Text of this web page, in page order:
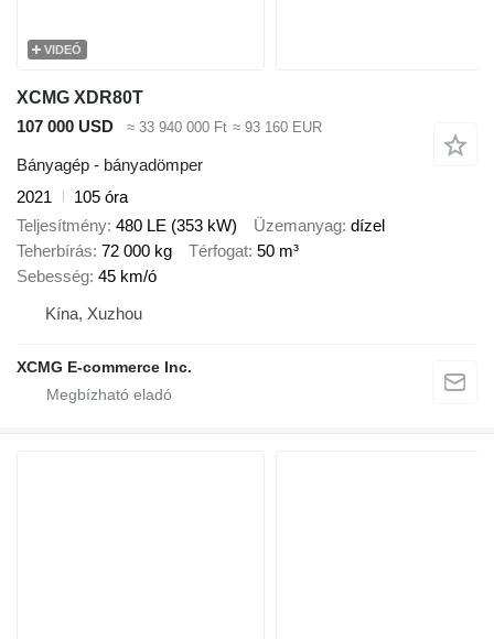
VIDEÓ
XCMG XDR80T
107 000 USD
≈ 33 940 000 Ft ≈ 93 160 EUR
Bányagép - bányadömper
2021
105 óra
Teljesítmény 480 LE (353 kW) Üzemanyag dízel
Teherbírás 72 000 kg Térfogat 50 m³
Sebesség 45 km/ó
Kína, Xuzhou
XCMG E-commerce Inc.